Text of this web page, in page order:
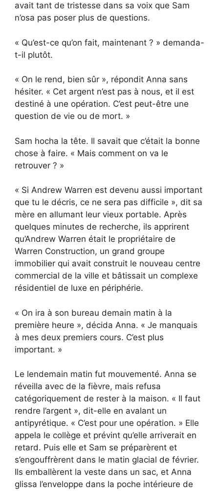
avait tant de tristesse dans sa voix que Sam
n’osa pas poser plus de questions.
« Qu’est-ce qu’on fait, maintenant ? » demanda-
t-il plutôt.
« On le rend, bien sûr », répondit Anna sans
hésiter. « Cet argent n’est pas à nous, et il est
destiné à une opération. C’est peut-être une
question de vie ou de mort. »
Sam hocha la tête. Il savait que c’était la bonne
chose à faire. « Mais comment on va le
retrouver ? »
« Si Andrew Warren est devenu aussi important
que tu le décris, ce ne sera pas difficile », dit sa
mère en allumant leur vieux portable. Après
quelques minutes de recherche, ils apprirent
qu’Andrew Warren était le propriétaire de
Warren Construction, un grand groupe
immobilier qui avait construit le nouveau centre
commercial de la ville et bâtissait un complexe
résidentiel de luxe en périphérie.
« On ira à son bureau demain matin à la
première heure », décida Anna. « Je manquais
à mes deux premiers cours. C’est plus
important. »
Le lendemain matin fut mouvementé. Anna se
réveilla avec de la fièvre, mais refusa
catégoriquement de rester à la maison. « Il faut
rendre l’argent », dit-elle en avalant un
antipyrétique. « C’est pour une opération. » Elle
appela le collège et prévint qu’elle arriverait en
retard. Puis elle et Sam se préparèrent et
s’engouffrèrent dans le matin glacial de février.
Ils emballèrent la veste dans un sac, et Anna
glissa l’enveloppe dans la poche intérieure de